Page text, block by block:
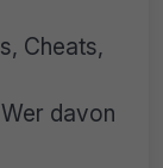
Cheats,
davon